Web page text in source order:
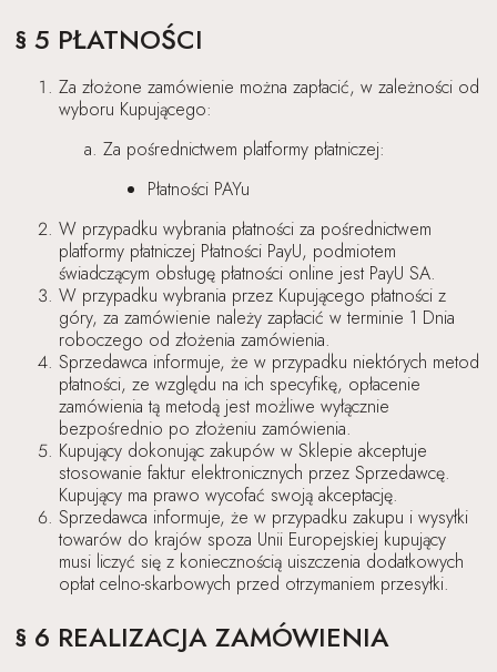
§ 5 PŁATNOŚCI
Za złożone zamówienie można zapłacić, w zależności od
wyboru Kupującego:
Za pośrednictwem platformy płatniczej:
Płatności PAYu
W przypadku wybrania płatności za pośrednictwem
platformy płatniczej Płatności PayU, podmiotem
świadczącym obsługę płatności online jest PayU SA.
W przypadku wybrania przez Kupującego płatności z
góry, za zamówienie należy zapłacić w terminie 1 Dnia
roboczego od złożenia zamówienia.
Sprzedawca informuje, że w przypadku niektórych metod
płatności, ze względu na ich specyfikę, opłacenie
zamówienia tą metodą jest możliwe wyłącznie
bezpośrednio po złożeniu zamówienia.
Kupujący dokonując zakupów w Sklepie akceptuje
stosowanie faktur elektronicznych przez Sprzedawcę.
Kupujący ma prawo wycofać swoją akceptację.
Sprzedawca informuje, że w przypadku zakupu i wysyłki
towarów do krajów spoza Unii Europejskiej kupujący
musi liczyć się z koniecznością uiszczenia dodatkowych
opłat celno-skarbowych przed otrzymaniem przesyłki.
§ 6 REALIZACJA ZAMÓWIENIA